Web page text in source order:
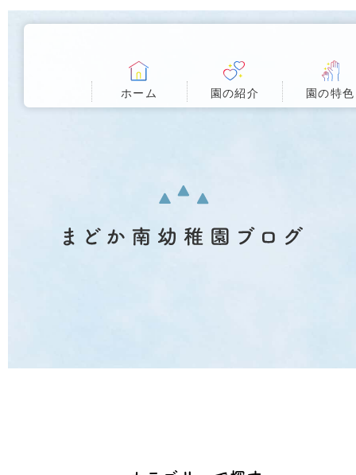
ホーム 園の紹介 園の特色